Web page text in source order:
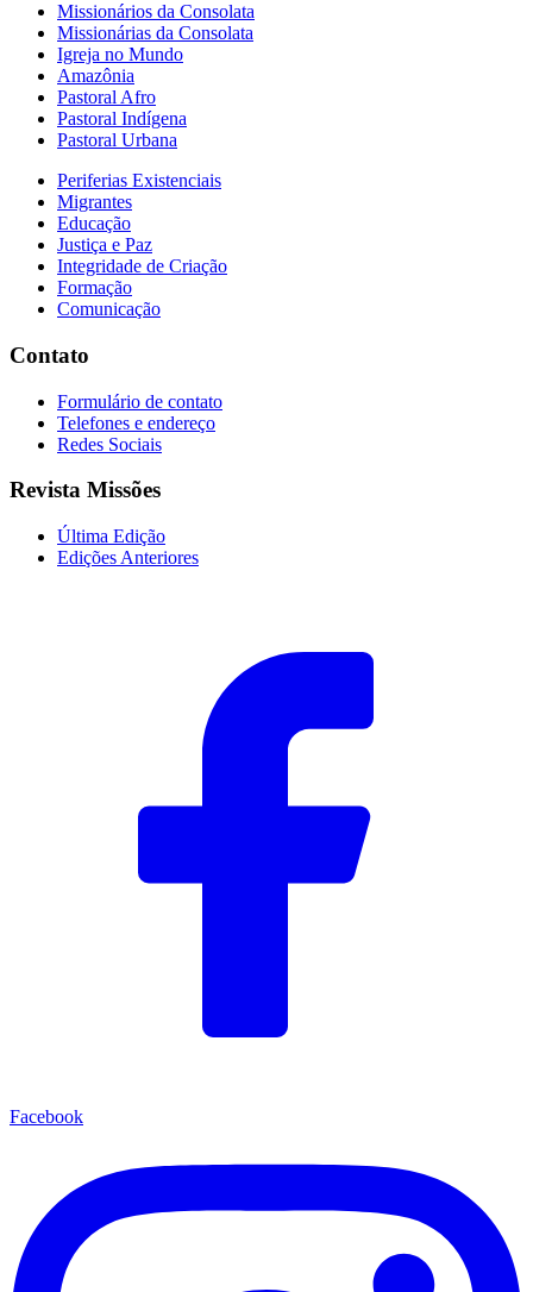
Missionários da Consolata
Missionárias da Consolata
Igreja no Mundo
Amazônia
Pastoral Afro
Pastoral Indígena
Pastoral Urbana
Periferias Existenciais
Migrantes
Educação
Justiça e Paz
Integridade de Criação
Formação
Comunicação
Contato
Formulário de contato
Telefones e endereço
Redes Sociais
Revista Missões
Última Edição
Edições Anteriores
Facebook